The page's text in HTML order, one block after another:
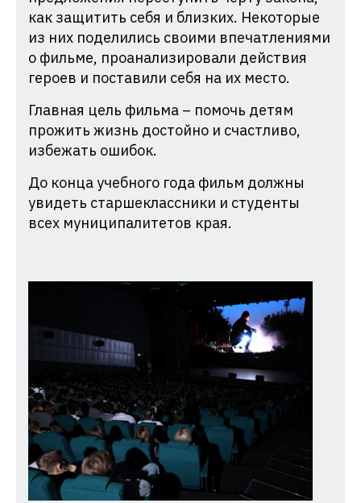
как защитить себя и близких. Некоторые
из них поделились своими впечатлениями
о фильме, проанализировали действия
героев и поставили себя на их место.
Главная цель фильма – помочь детям
прожить жизнь достойно и счастливо,
избежать ошибок.
До конца учебного года фильм должны
увидеть старшеклассники и студенты
всех муниципалитетов края.